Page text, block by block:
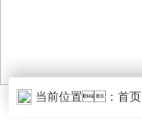
当前位置：首页